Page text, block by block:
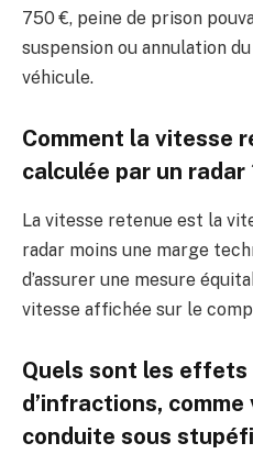
750 €, peine de prison
suspension ou annulation
véhicule.
Comment la vitesse
calculée par un radar
La vitesse retenue est la
radar moins une marge
d’assurer une mesure
vitesse affichée sur le
Quels sont les effets
d’infractions,
conduite sous